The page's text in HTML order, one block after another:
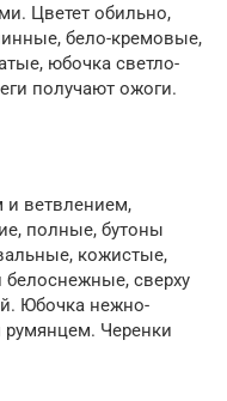
Цветет обильно,
бело-кремовые,
юбочка светло-
получают ожоги.
и ветвлением,
полные, бутоны
кожистые,
сверху
Юбочка нежно-
Черенки